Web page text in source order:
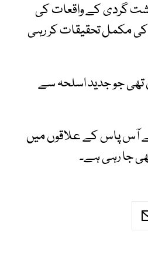
گردی کے واقعات کی
کی مکمل تحقیقات کر رہی
آوروں کی تعداد 8 سے 10 کے درمیان تھی جو جدید اسلحہ سے
آس پاس کے علاقوں میں
جا رہی ہے۔